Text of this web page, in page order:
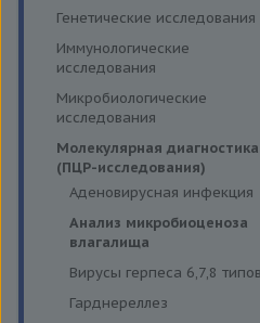
железы и диагностика
диабета
Гормоны и их метаболиты в
крови
эффективности АСИТ
Скрининговые
Комплексные
жирные кислоты
Маркёры воспаления и
Маркёры риска сердечно-
сосудистых заболеваний
Обмен белков
Обмен железа
Пигментный обмен
Гемостазиология
Иммуногематология
Генетические исследования
Иммунологические
исследования
Иммуномодуляторы
Микробиологические
исследования
Молекулярная диагностика
(ПЦР-исследования)
Аденовирусная инфекция
Анализ микробиоценоза
влагалища
Вирусы герпеса 6,7,8 типов
Гарднереллез